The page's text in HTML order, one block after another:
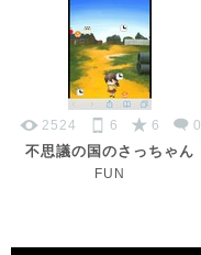
2524 6 6 0
不思議の国のさっちゃん
FUN